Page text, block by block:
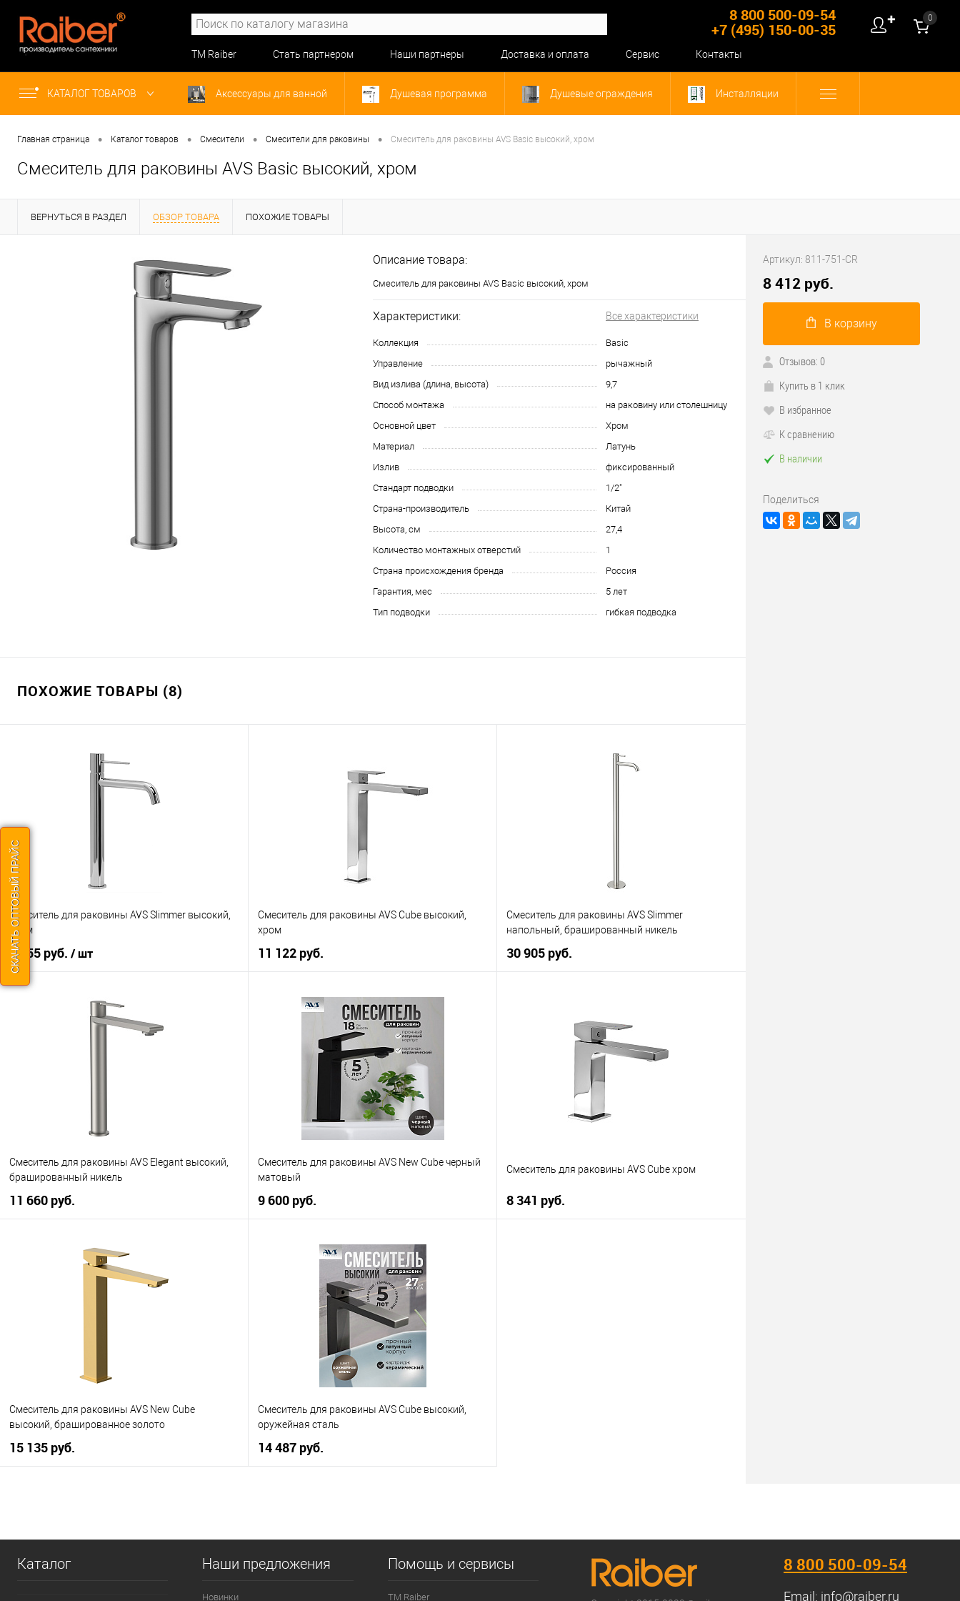
8 800 500-09-54
+7 (495) 150-00-35
ТМ Raiber Стать партнером Наши партнеры Доставка и оплата Сервис Контакты
✚ 0
КАТАЛОГ ТОВАРОВ Аксессуары для ванной Душевая программа Душевые ограждения Инсталляции
Главная страница • Каталог товаров • Смесители • Смесители для раковины • Смеситель для раковины AVS Basic высокий, хром
Смеситель для раковины AVS Basic высокий, хром
ВЕРНУТЬСЯ В РАЗДЕЛ ОБЗОР ТОВАРА ПОХОЖИЕ ТОВАРЫ
Описание товара:
Смеситель для раковины AVS Basic высокий, хром
Характеристики: Все характеристики
Коллекция
Basic
Управление
рычажный
Вид излива (длина, высота)
9,7
Способ монтажа
на раковину или столешницу
Основной цвет
Хром
Материал
Латунь
Излив
фиксированный
Стандарт подводки
1/2"
Страна-производитель
Китай
Высота, см
27,4
Количество монтажных отверстий
1
Страна происхождения бренда
Россия
Гарантия, мес
5 лет
Тип подводки
гибкая подводка
ПОХОЖИЕ ТОВАРЫ (8)
Смеситель для раковины AVS Slimmer высокий,
хром
7 755 руб. / шт
К сравнению
Смеситель для раковины AVS Cube высокий,
хром
11 122 руб.
К сравнению
В избранное
В наличии
Смеситель для раковины AVS Slimmer
напольный, брашированный никель
30 905 руб.
В наличии
Смеситель для раковины AVS Elegant высокий,
брашированный никель
11 660 руб.
К сравнению
Смеситель для раковины AVS New Cube черный
матовый
9 600 руб.
Купить в 1 клик
К сравнению
В избранное
Смеситель для раковины AVS Cube хром
8 341 руб.
Смеситель для раковины AVS New Cube
высокий, брашированное золото
15 135 руб.
Смеситель для раковины AVS Cube высокий,
оружейная сталь
14 487 руб.
Артикул: 811-751-CR
8 412 руб.
В корзину
Отзывов: 0
Купить в 1 клик
В избранное
К сравнению
В наличии
Поделиться
Каталог Наши предложения
Новинки
Помощь и сервисы
ТМ Raiber
8 800 500-09-54
Email: info@raiber.ru
СКАЧАТЬ ОПТОВЫЙ ПРАЙС